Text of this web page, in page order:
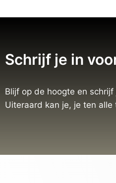
Schrijf je in
Blijf op de hoogte en
Uiteraard kan je, je ten alle